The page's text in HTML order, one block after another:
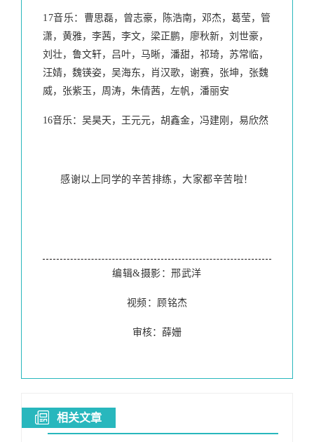
17音乐： 曹思磊，曾志豪，陈浩南，邓杰，葛莹，管
潇，黄雅，李茜，李文，梁正鹏，廖秋新，刘世豪，
刘壮，鲁文轩，吕叶，马晰，潘甜，祁琦，苏常临，
汪婧，魏锳姿，吴海东，肖汉歌，谢赛，张坤，张魏
威，张紫玉，周涛，朱倩茜，左帆，潘丽安
16音乐：吴昊天，王元元，胡鑫金，冯建刚，易欣然
感谢以上同学的辛苦排练，大家都辛苦啦！
编辑&摄影：邢武洋
视频：顾铭杰
审核：薛姗
相关文章